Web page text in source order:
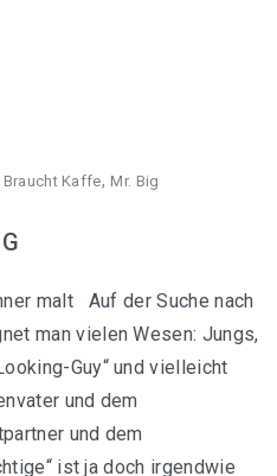
Braucht Kaffe, Mr. Big
malt Auf der Suche nach
man vielen Wesen: Jungs,
Guy“ und vielleicht
und dem
und dem
ist ja doch irgendwie